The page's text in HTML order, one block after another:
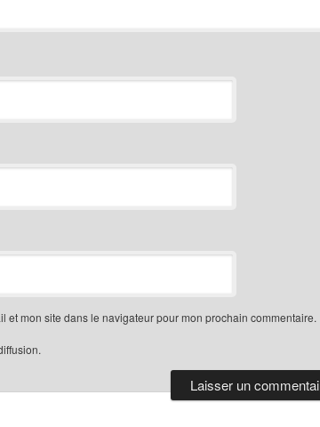
et mon site dans le navigateur pour mon prochain commentaire.